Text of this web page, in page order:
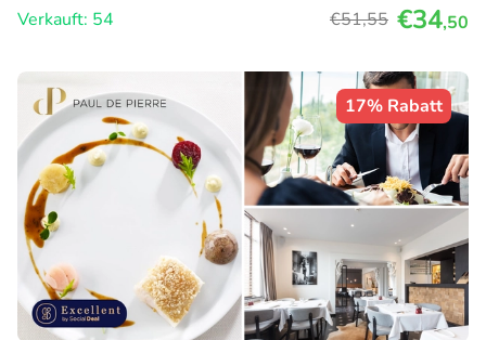
Verkauft: 54
€51,55 €34,50
17% Rabatt